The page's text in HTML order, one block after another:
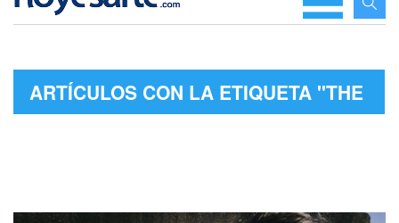
ARTÍCULOS CON LA ETIQUETA "THE